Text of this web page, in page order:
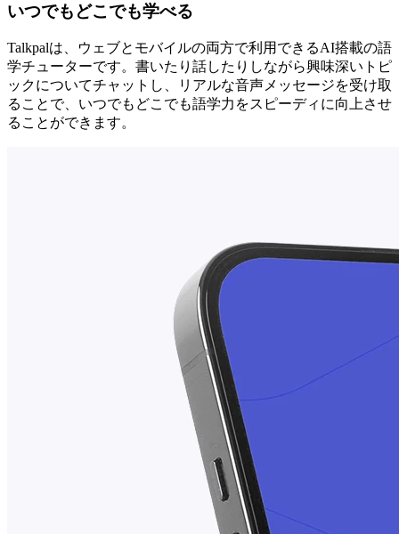
いつでもどこでも学べる
Talkpalは、ウェブとモバイルの両方で利用できるAI搭載の語
学チューターです。書いたり話したりしながら興味深いトピ
ックについてチャットし、リアルな音声メッセージを受け取
ることで、いつでもどこでも語学力をスピーディに向上させ
ることができます。